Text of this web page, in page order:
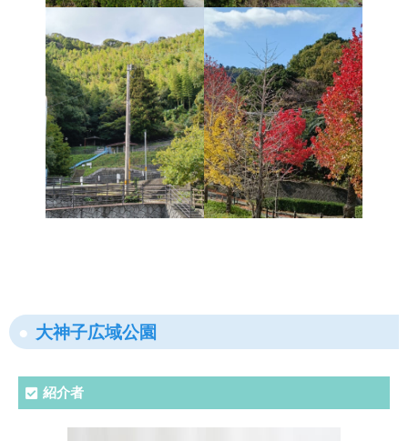
大神子広域公園
紹介者